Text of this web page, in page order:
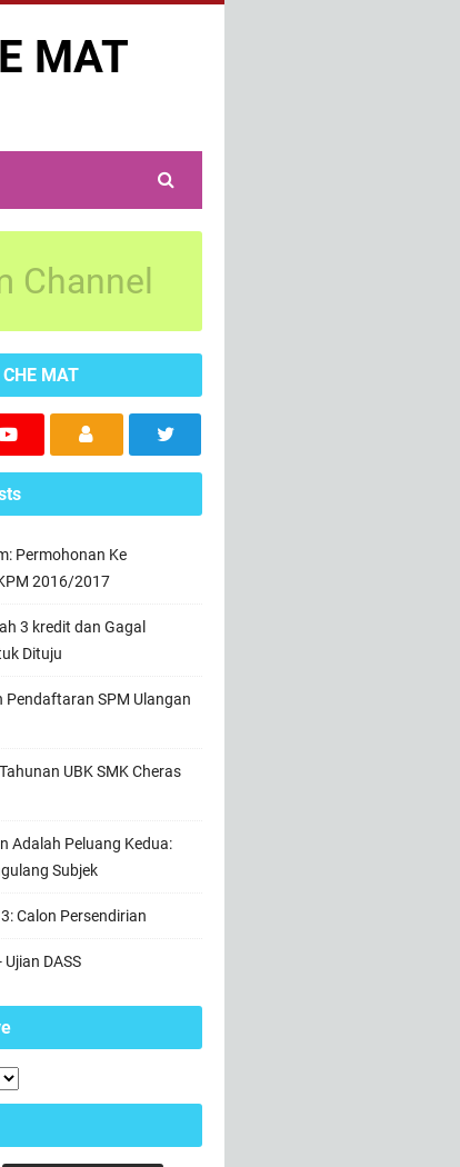
MAT
Channel
MAT
Permohonan Ke
2016/2017
3 kredit dan Gagal
Dituju
Pendaftaran SPM Ulangan
UBK SMK Cheras
Adalah Peluang Kedua:
Subjek
Calon Persendirian
DASS